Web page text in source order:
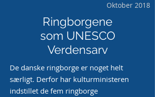
Oktober 2018
Ringborgene
som UNESCO
Verdensarv
De danske ringborge er noget helt
særligt. Derfor har kulturministeren
indstillet de fem ringborge